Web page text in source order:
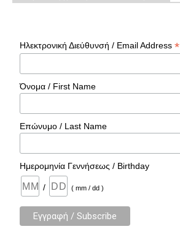
Ηλεκτρονική Διεύθυνσή / Email Address*
Όνομα / First Name
Επώνυμο / Last Name
Ημερομηνία Γεννήσεως / Birthday
/ ( mm / dd )